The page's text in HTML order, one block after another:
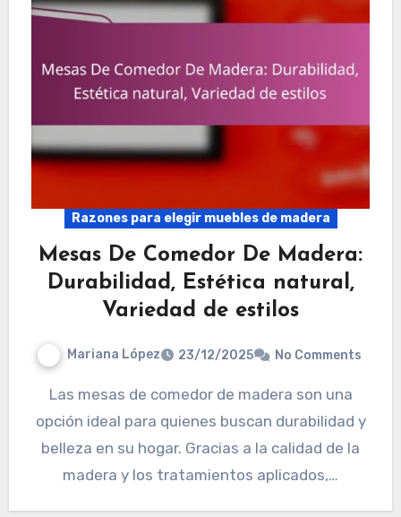
Razones para elegir muebles de madera
Mesas De Comedor De Madera:
Durabilidad, Estética natural,
Variedad de estilos
Mariana López 23/12/2025 No Comments
Las mesas de comedor de madera son una
opción ideal para quienes buscan durabilidad y
belleza en su hogar. Gracias a la calidad de la
madera y los tratamientos aplicados,…